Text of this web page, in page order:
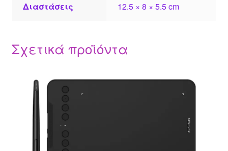
Διαστάσεις 12.5 × 8 × 5.5 cm
Σχετικά προϊόντα